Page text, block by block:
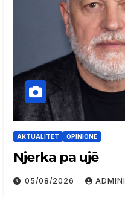
AKTUALITET OPINIONE
Njerka pa ujë
05/08/2026 ADMINI